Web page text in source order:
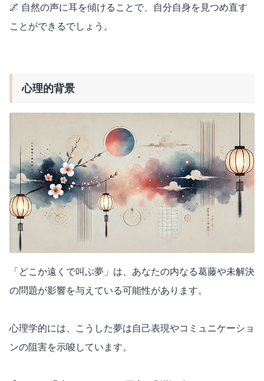
🌌 自然の声に耳を傾けることで、自分自身を見つめ直す
ことができるでしょう。
心理的背景
「どこか遠くで叫ぶ夢」は、あなたの内なる葛藤や未解決
の問題が影響を与えている可能性があります。
心理学的には、こうした夢は自己表現やコミュニケーショ
ンの阻害を示唆しています。